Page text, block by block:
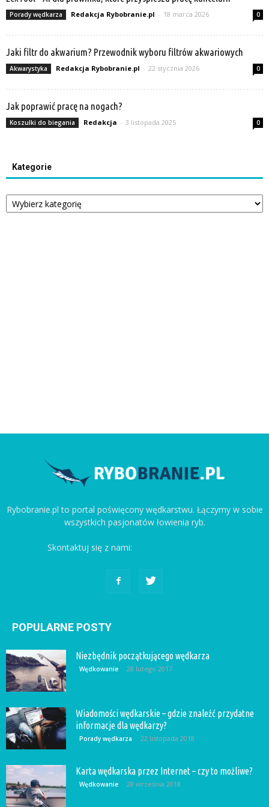
Porady wędkarza Redakcja Rybobranie.pl - 18 marca 2026 0
Jaki filtr do akwarium? Przewodnik wyboru filtrów akwariowych
Akwarystyka Redakcja Rybobranie.pl - 22 stycznia 2026 0
Jak poprawić pracę na nogach?
Koszulki do biegania Redakcja - 3 listopada 2025 0
Kategorie
Kategorie
Rybobranie.pl to portal poświęcony wędkarstwu. Łączymy w sobie
wszystkich pasjonatów łowienia ryb.
Skontaktuj się z nami:
POPULARNE POSTY
Niezbędnik początkującego wędkarza
Wędkowanie 28 lutego 2017
Wiadomości wędkarskie – gdzie znaleźć przydatne
informacje dla wędkarzy?
Porady wędkarza 22 listopada 2018
Karta wędkarska przez Internet – czy to możliwe?
Wędkowanie 28 września 2018